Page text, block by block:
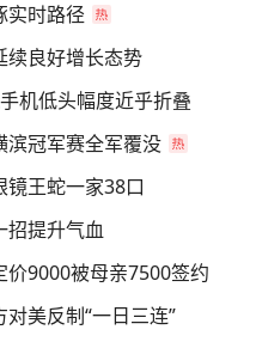
实时路径
续良好增长态势
机低头幅度近乎折叠
滨冠军赛全军覆没
镜王蛇一家38口
招提升气血
价9000被母亲7500签约
美反制“一日三连”